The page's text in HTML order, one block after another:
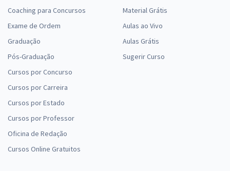
Coaching para Concursos
Exame de Ordem
Graduação
Pós-Graduação
Cursos por Concurso
Cursos por Carreira
Cursos por Estado
Cursos por Professor
Oficina de Redação
Cursos Online Gratuitos
Material Grátis
Aulas ao Vivo
Aulas Grátis
Sugerir Curso